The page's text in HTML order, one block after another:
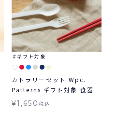
ギフト対象
カトラリーセット Wpc.
Patterns ギフト対象 食器
¥1,650 税込